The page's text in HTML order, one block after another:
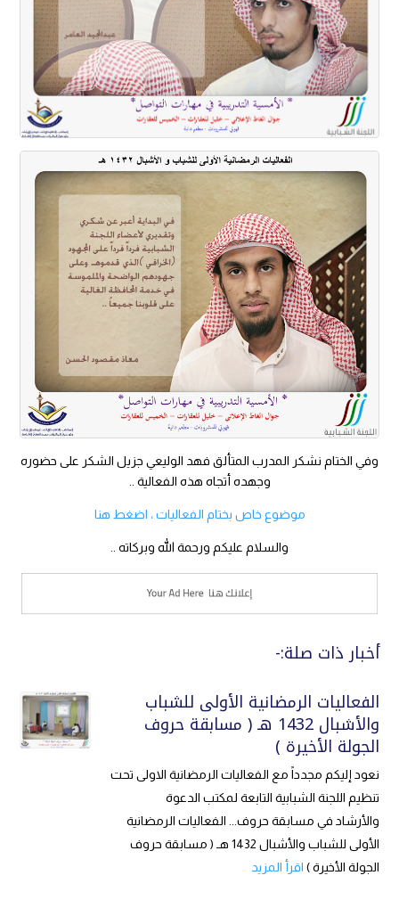
وفي الختام نشكر المدرب المتألق فهد الوليعي جزيل الشكر على حضوره
وجهده أتجاه هذه الفعالية ..
موضوع خاص بختام الفعاليات ، اضغط هنا
والسلام عليكم ورحمة الله وبركاته ..
أخبار ذات صلة:-
الفعاليات الرمضانية الأولى للشباب
والأشبال 1432 هـ ( مسابقة حروف
الجولة الأخيرة )
نعود إليكم مجدداً مع الفعاليات الرمضانية الاولى تحت
تنظيم اللجنة الشبابية التابعة لمكتب الدعوة
والأرشاد في مسابقة حروف... الفعاليات الرمضانية
الأولى للشباب والأشبال 1432 هـ ( مسابقة حروف
الجولة الأخيرة ) اقرأ المزيد